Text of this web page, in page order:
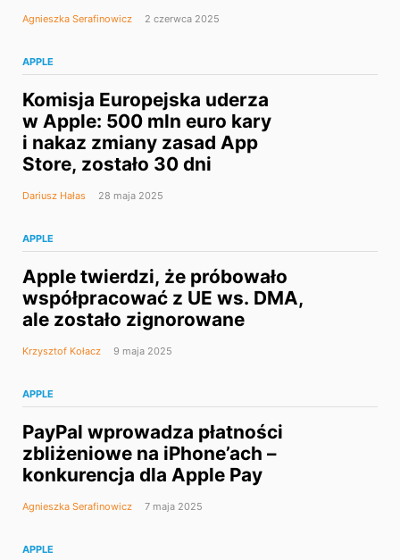
Agnieszka Serafinowicz 2 czerwca 2025
APPLE
Komisja Europejska uderza
w Apple: 500 mln euro kary
i nakaz zmiany zasad App
Store, zostało 30 dni
Dariusz Hałas 28 maja 2025
APPLE
Apple twierdzi, że próbowało
współpracować z UE ws. DMA,
ale zostało zignorowane
Krzysztof Kołacz 9 maja 2025
APPLE
PayPal wprowadza płatności
zbliżeniowe na iPhone’ach –
konkurencja dla Apple Pay
Agnieszka Serafinowicz 7 maja 2025
APPLE